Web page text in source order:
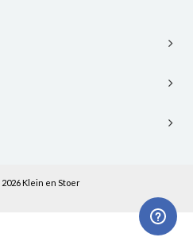
Klein en Stoer